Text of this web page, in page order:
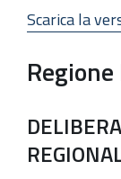
Scarica la